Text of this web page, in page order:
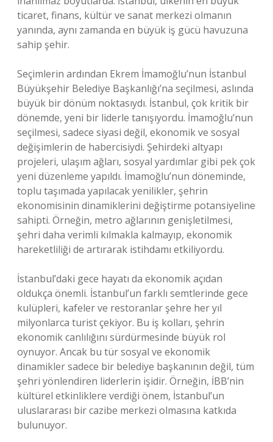
ticaret, finans, kültür ve sanat merkezi olmanın
yanında, aynı zamanda en büyük iş gücü havuzuna
sahip şehir.
Seçimlerin ardından Ekrem İmamoğlu’nun İstanbul
Büyükşehir Belediye Başkanlığı’na seçilmesi, aslında
büyük bir dönüm noktasıydı. İstanbul, çok kritik bir
dönemde, yeni bir liderle tanışıyordu. İmamoğlu’nun
seçilmesi, sadece siyasi değil, ekonomik ve sosyal
değişimlerin de habercisiydi. Şehirdeki altyapı
projeleri, ulaşım ağları, sosyal yardımlar gibi pek çok
yeni düzenleme yapıldı. İmamoğlu’nun döneminde,
toplu taşımada yapılacak yenilikler, şehrin
ekonomisinin dinamiklerini değiştirme potansiyeline
sahipti. Örneğin, metro ağlarının genişletilmesi,
şehri daha verimli kılmakla kalmayıp, ekonomik
hareketliliği de artırarak istihdamı etkiliyordu.
İstanbul’daki gece hayatı da ekonomik açıdan
oldukça önemli. İstanbul’un farklı semtlerinde gece
kulüpleri, kafeler ve restoranlar şehre her yıl
milyonlarca turist çekiyor. Bu iş kolları, şehrin
ekonomik canlılığını sürdürmesinde büyük rol
oynuyor. Ancak bu tür sosyal ve ekonomik
dinamikler sadece bir belediye başkanının değil, tüm
şehri yönlendiren liderlerin işidir. Örneğin, İBB’nin
kültürel etkinliklere verdiği önem, İstanbul’un
uluslararası bir cazibe merkezi olmasına katkıda
bulunuyor.